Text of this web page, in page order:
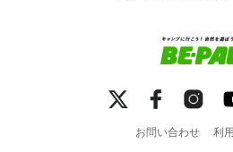
お問い合わせ 利